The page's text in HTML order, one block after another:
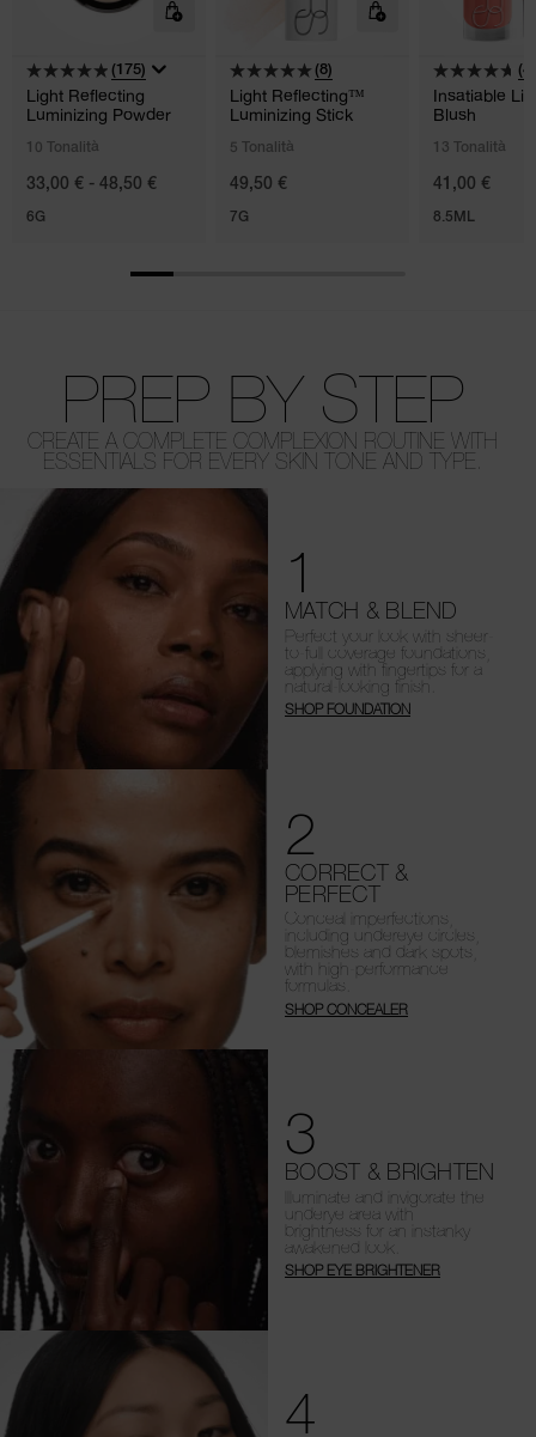
(175)
Light Reflecting
Luminizing Powder
10 Tonalità
33,00 € - 48,50 €
6G
(8)
Light Reflecting™
Luminizing Stick
5 Tonalità
49,50 €
7G
Insatiable
Blush
13 Tonalità
41,00 €
8.5ML
PREP BY STEP
CREATE A COMPLETE COMPLEXION ROUTINE WITH
ESSENTIALS FOR EVERY SKIN TONE AND TYPE.
1
MATCH & BLEND
Perfect your look with sheer-
to-full coverage foundations,
applying with fingertips for a
natural-looking finish.
SHOP FOUNDATION
2
CORRECT &
PERFECT
Conceal imperfections,
including undereye circles,
blemishes and dark spots,
with high-performance
formulas.
SHOP CONCEALER
3
BOOST & BRIGHTEN
Illuminate and invigorate the
underye area with
brightness for an instanky
awakened look.
SHOP EYE BRIGHTENER
4